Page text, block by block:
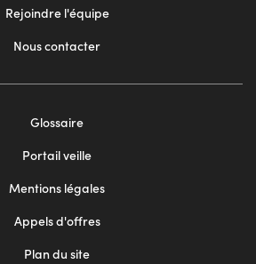
Rejoindre l'équipe
Nous contacter
Glossaire
Portail veille
Mentions légales
Appels d'offres
Plan du site